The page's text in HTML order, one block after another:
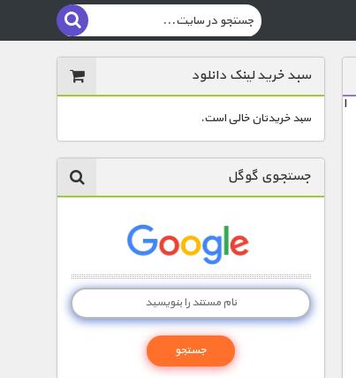
ا
سبد خرید لینک دانلود
سبد خریدتان خالی است.
جستجوی گوگل